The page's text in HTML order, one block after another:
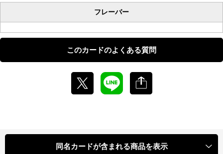
フレーバー
このカードのよくある質問
同名カードが含まれる商品を表示